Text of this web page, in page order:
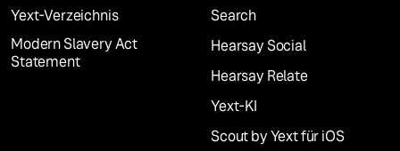
Yext-Verzeichnis
Modern Slavery Act
Statement
Search
Hearsay Social
Hearsay Relate
Yext-KI
Scout by Yext für iOS